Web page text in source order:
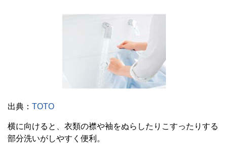
出典： TOTO
横に向けると、衣類の襟や袖をぬらしたりこすったりする
部分洗いがしやすく便利。